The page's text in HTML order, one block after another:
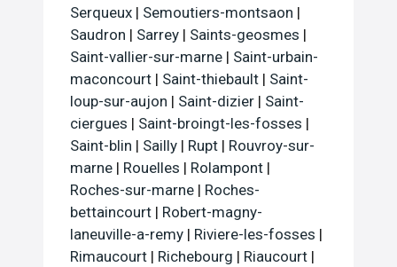
Serqueux | Semoutiers-montsaon |
Saudron | Sarrey | Saints-geosmes |
Saint-vallier-sur-marne | Saint-urbain-
maconcourt | Saint-thiebault | Saint-
loup-sur-aujon | Saint-dizier | Saint-
ciergues | Saint-broingt-les-fosses |
Saint-blin | Sailly | Rupt | Rouvroy-sur-
marne | Rouelles | Rolampont |
Roches-sur-marne | Roches-
bettaincourt | Robert-magny-
laneuville-a-remy | Riviere-les-fosses |
Rimaucourt | Richebourg | Riaucourt |